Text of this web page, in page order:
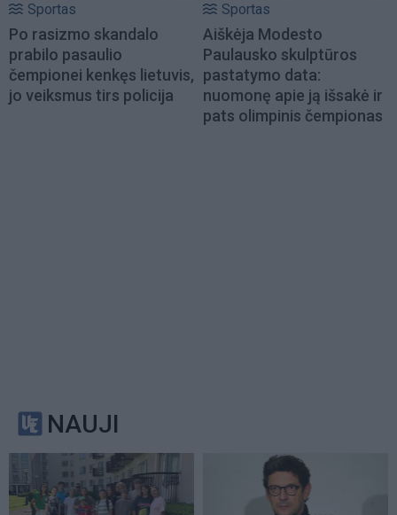
Sportas
Po rasizmo skandalo
prabilo pasaulio
čempionei kenkęs lietuvis,
jo veiksmus tirs policija
Sportas
Aiškėja Modesto
Paulausko skulptūros
pastatymo data:
nuomonę apie ją išsakė ir
pats olimpinis čempionas
NAUJI